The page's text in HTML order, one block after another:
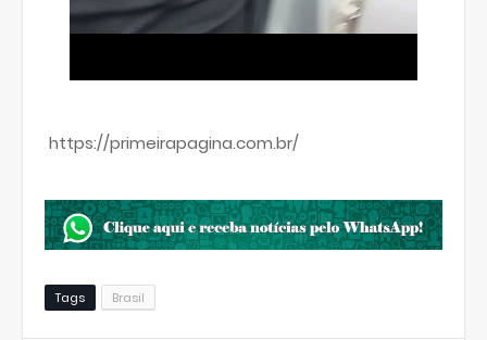
https://primeirapagina.com.br/
Tags Brasil